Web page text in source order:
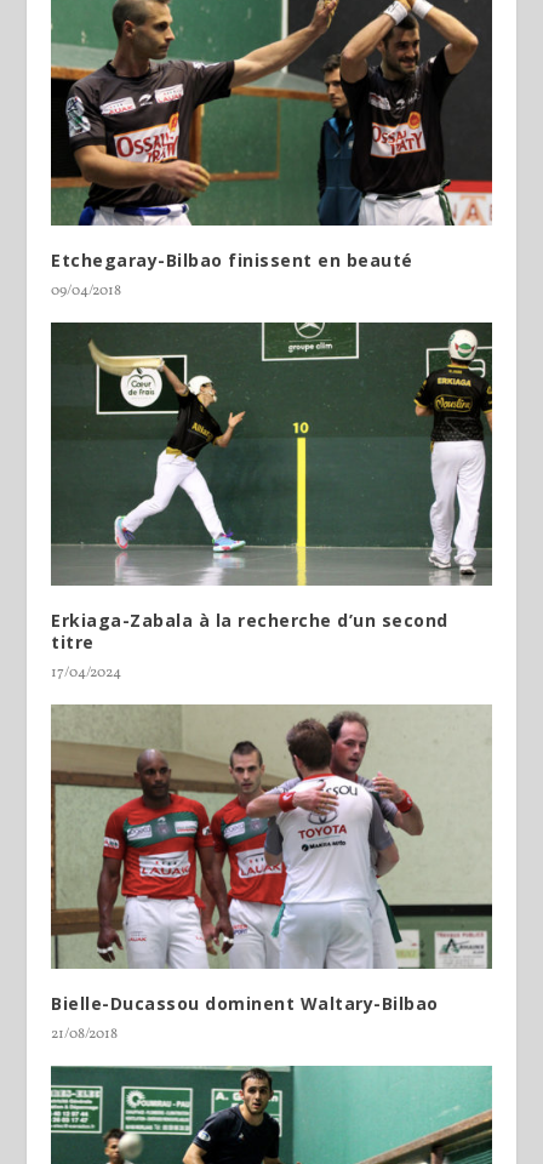
Etchegaray-Bilbao finissent en beauté
09/04/2018
Erkiaga-Zabala à la recherche d’un second
titre
17/04/2024
Bielle-Ducassou dominent Waltary-Bilbao
21/08/2018